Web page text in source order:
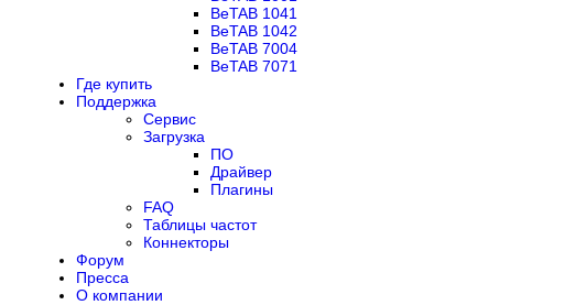
BeTAB 1041
BeTAB 1042
BeTAB 7004
BeTAB 7071
Где купить
Поддержка
Сервис
Загрузка
ПО
Драйвер
Плагины
FAQ
Таблицы частот
Коннекторы
Форум
Пресса
О компании